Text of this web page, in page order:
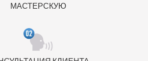
МАСТЕРСКУЮ